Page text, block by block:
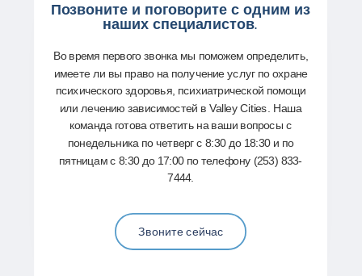
Позвоните и поговорите с одним из
наших специалистов.
Во время первого звонка мы поможем определить,
имеете ли вы право на получение услуг по охране
психического здоровья, психиатрической помощи
или лечению зависимостей в Valley Cities. Наша
команда готова ответить на ваши вопросы с
понедельника по четверг с 8:30 до 18:30 и по
пятницам с 8:30 до 17:00 по телефону (253) 833-
7444.
Звоните сейчас